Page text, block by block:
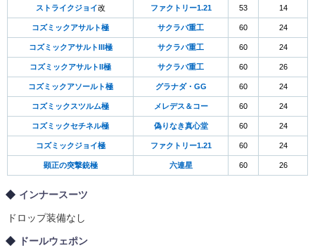
ストライクジョイ改 ファクトリー1.21 53 14
コズミックアサルト極 サクラバ重工 60 24
コズミックアサルトIII極 サクラバ重工 60 24
コズミックアサルトII極 サクラバ重工 60 26
コズミックアソールト極 グラナダ・GG 60 24
コズミックスツルム極 メレデス＆コー 60 24
コズミックセチネル極 偽りなき真心堂 60 24
コズミックジョイ極 ファクトリー1.21 60 24
顕正の突撃銃極 六連星 60 26
インナースーツ
ドロップ装備なし
ドールウェポン